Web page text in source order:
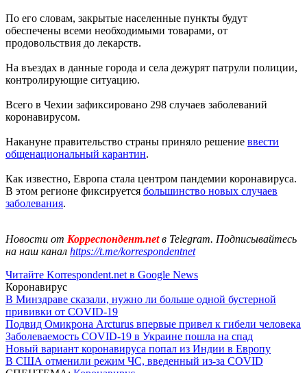
По его словам, закрытые населенные пункты будут
обеспечены всеми необходимыми товарами, от
продовольствия до лекарств.
На въездах в данные города и села дежурят патрули полиции,
контролирующие ситуацию.
Всего в Чехии зафиксировано 298 случаев заболеваний
коронавирусом.
Накануне правительство страны приняло решение ввести
общенациональный карантин.
Как известно, Европа стала центром пандемии коронавируса.
В этом регионе фиксируется большинство новых случаев
заболевания.
Новости от Корреспондент.netв Telegram. Подписывайтесь
на наш канал https://t.me/korrespondentnet
Читайте Korrespondent.net в Google News
Коронавирус
В Минздраве сказали, нужно ли больше одной бустерной
прививки от COVID-19
Подвид Омикрона Arcturus впервые привел к гибели человека
Заболеваемость COVID-19 в Украине пошла на спад
Новый вариант коронавируса попал из Индии в Европу
В США отменили режим ЧС, введенный из-за COVID